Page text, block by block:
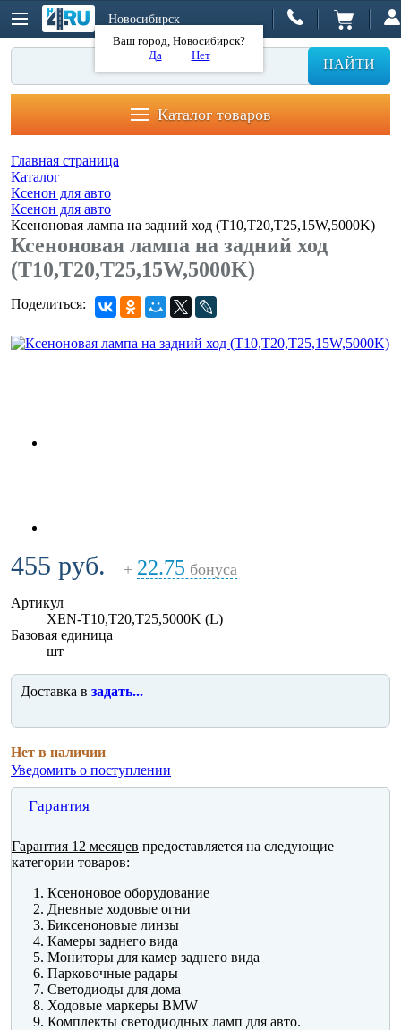
Новосибирск
Ваш город, Новосибирск?
Да
Нет
НАЙТИ
Каталог товаров
Главная страница
Каталог
Ксенон для авто
Ксенон для авто
Ксеноновая лампа на задний ход (T10,T20,T25,15W,5000K)
Ксеноновая лампа на задний ход
(T10,T20,T25,15W,5000K)
Поделиться:
455 руб. + 22.75 бонуса
Артикул
XEN-T10,T20,T25,5000K (L)
Базовая единица
шт
Доставка в задать...
Нет в наличии
Уведомить о поступлении
Гарантия
Гарантия 12 месяцев предоставляется на следующие
категории товаров:
Ксеноновое оборудование
Дневные ходовые огни
Биксеноновые линзы
Камеры заднего вида
Мониторы для камер заднего вида
Парковочные радары
Светодиоды для дома
Ходовые маркеры BMW
Комплекты светодиодных ламп для авто.